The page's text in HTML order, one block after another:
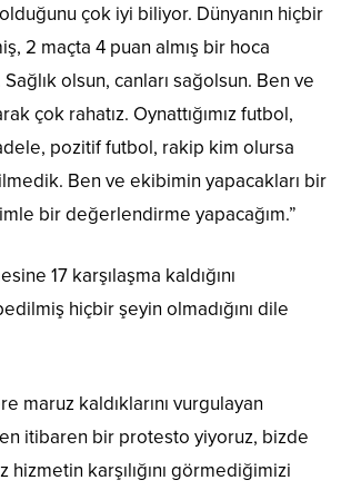
olduğunu çok iyi biliyor. Dünyanın hiçbir
2 maçta 4 puan almış bir hoca
olsun, canları sağolsun. Ben ve
çok rahatız. Oynattığımız futbol,
pozitif futbol, rakip kim olursa
Ben ve ekibimin yapacakları bir
bir değerlendirme yapacağım.”
17 karşılaşma kaldığını
hiçbir şeyin olmadığını dile
maruz kaldıklarını vurgulayan
itibaren bir protesto yiyoruz, bizde
hizmetin karşılığını görmediğimizi